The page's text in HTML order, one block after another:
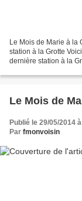
Le Mois de Marie à la
station à la Grotte
dernière station à la
Le Mois de
Publié le 29/05/2014
Par fmonvoisin